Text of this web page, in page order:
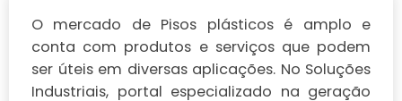
O mercado de Pisos plásticos é amplo e
conta com produtos e serviços que podem
ser úteis em diversas aplicações. No Soluções
Industriais, portal especializado na geração